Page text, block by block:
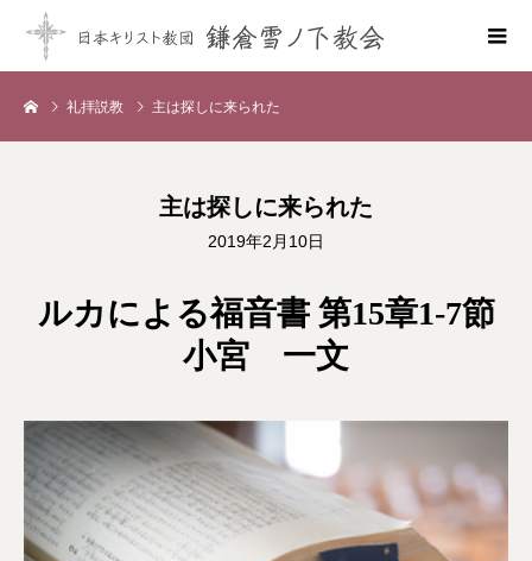
礼拝説教 主は探しに来られた
主は探しに来られた
2019年2月10日
ルカによる福音書 第15章1-7節
小宮 一文